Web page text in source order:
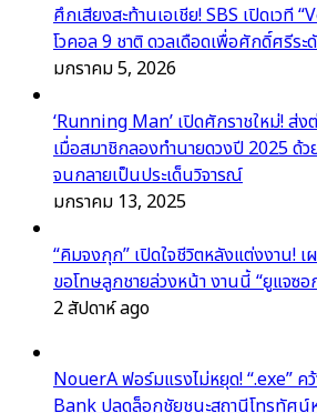
ศึกเสียงสะท้านเอเชีย! SBS เปิดเวที
โวคอล 9 ชาติ ดวลเดือดเพื่อศักดิ์ศรีระ
มกราคม 5, 2026
‘Running Man’ เปิดศักราชใหม่! ส่ง
เมื่อสมาชิกลองทำนายดวงปี 2025 ด้ว
จนกลายเป็นประเด็นวิจารณ์
มกราคม 13, 2025
“คิมจงกุก” เปิดใจชีวิตหลังแต่งงาน!
ขอโทษลูกชายล่วงหน้า งานนี้ “ยูแจซ
2 สัปดาห์ ago
NouerA ฟอร์มแรงไม่หยุด! “.exe” ค
Bank ปลดล็อกชัยชนะสถานีโทรทัศ